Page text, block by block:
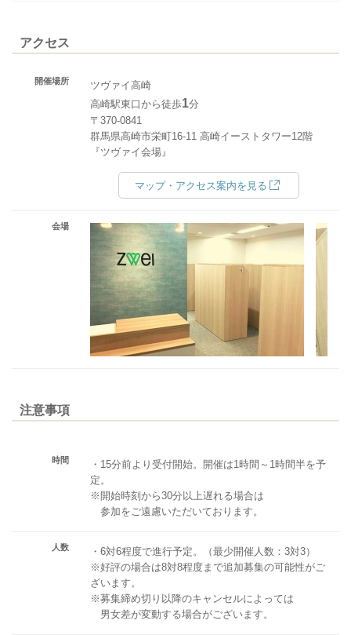
アクセス
開催場所
ツヴァイ高崎
高崎駅東口から徒歩1分
〒370-0841
群馬県高崎市栄町16-11 高崎イーストタワー12階
『ツヴァイ会場』
マップ・アクセス案内を見る
会場
注意事項
時間
・15分前より受付開始。開催は1時間～1時間半を予
定。
※開始時刻から30分以上遅れる場合は
参加をご遠慮いただいております。
人数
・6対6程度で進行予定。（最少開催人数：3対3）
※好評の場合は8対8程度まで追加募集の可能性がご
ざいます。
※募集締め切り以降のキャンセルによっては
男女差が変動する場合がございます。